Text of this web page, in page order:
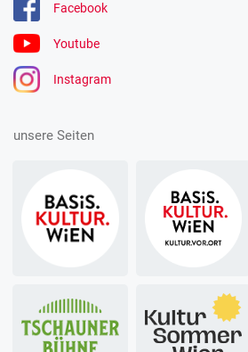
Facebook
Youtube
Instagram
unsere Seiten